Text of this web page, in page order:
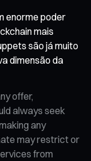
enorme poder
mais
são já muito
dimensão da
offer,
always seek
any
may restrict or
from